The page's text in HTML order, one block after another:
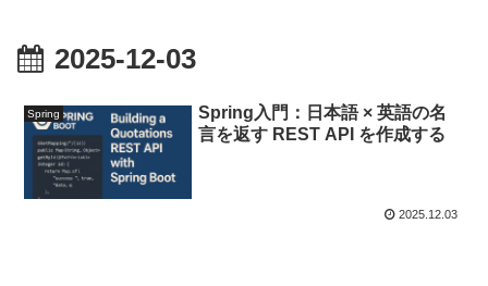
2025-12-03
Spring
Spring入門：日本語 × 英語の名
言を返す REST API を作成する
2025.12.03